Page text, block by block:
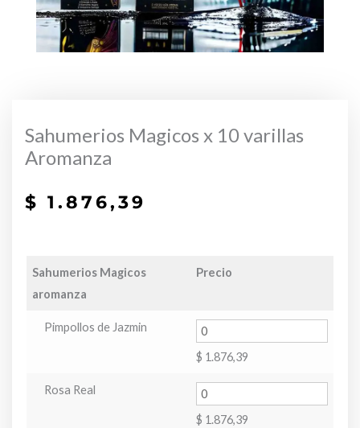
Sahumerios Magicos x 10 varillas
Aromanza
$ 1.876,39
Sahumerios Magicos
aromanza
Precio
Pimpollos de Jazmin
$ 1.876,39
Rosa Real
$ 1.876,39